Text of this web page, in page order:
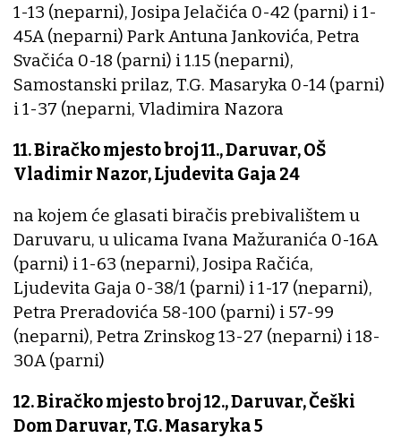
1-13 (neparni), Josipa Jelačića 0-42 (parni) i 1-
45A (neparni) Park Antuna Jankovića, Petra
Svačića 0-18 (parni) i 1.15 (neparni),
Samostanski prilaz, T.G. Masaryka 0-14 (parni)
i 1-37 (neparni, Vladimira Nazora
11. Biračko mjesto broj 11., Daruvar, OŠ
Vladimir Nazor, Ljudevita Gaja 24
na kojem će glasati biračis prebivalištem u
Daruvaru, u ulicama Ivana Mažuranića 0-16A
(parni) i 1-63 (neparni), Josipa Račića,
Ljudevita Gaja 0-38/1 (parni) i 1-17 (neparni),
Petra Preradovića 58-100 (parni) i 57-99
(neparni), Petra Zrinskog 13-27 (neparni) i 18-
30A (parni)
12. Biračko mjesto broj 12., Daruvar, Češki
Dom Daruvar, T.G. Masaryka 5